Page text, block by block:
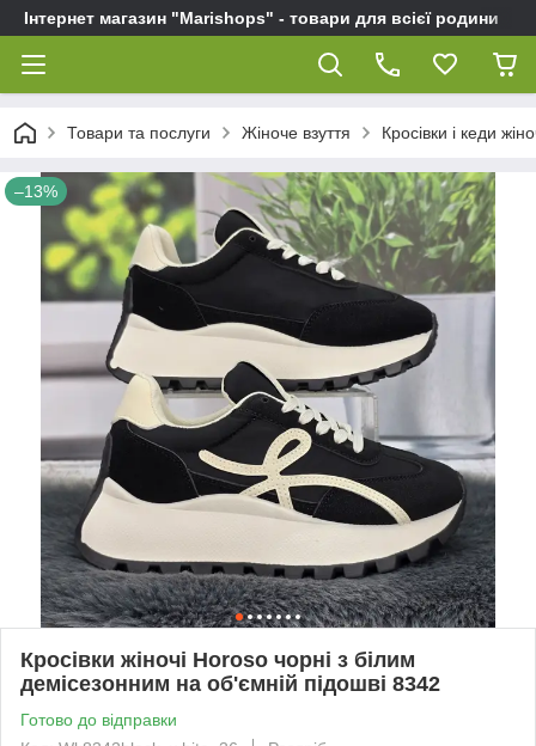
Інтернет магазин "Marishops" - товари для всієї родини
Товари та послуги Жіноче взуття Кросівки і кеди
–13%
Кросівки жіночі Horoso чорні з білим
демісезонним на об'ємній підошві 8342
Готово до відправки